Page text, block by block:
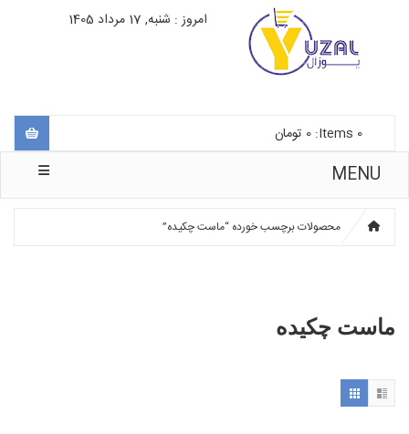
امروز : شنبه, 17 مرداد 1405
0
Items:
0 تومان
MENU
محصولات برچسب خورده “ماست چکیده”
ماست چکیده